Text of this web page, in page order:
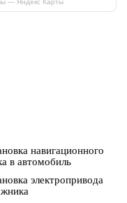
— Яндекс Карты
навигационного
в автомобиль
электропривода